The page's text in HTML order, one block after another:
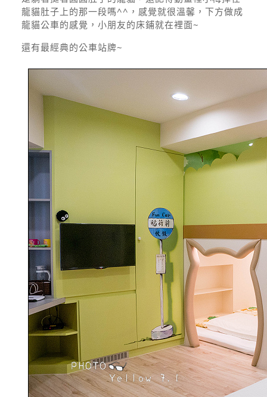
龍貓肚子上的那一段嗎^^，感覺就很溫馨，下方做成
龍貓公車的感覺，小朋友的床鋪就在裡面~
還有最經典的公車站牌~